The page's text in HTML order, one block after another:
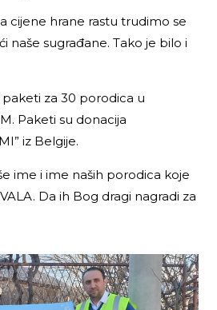
cijene hrane rastu trudimo se
naše sugrađane. Tako je bilo i
za 30 porodica u
Paketi su donacija
iz Belgije.
ime i ime naših porodica koje
Da ih Bog dragi nagradi za